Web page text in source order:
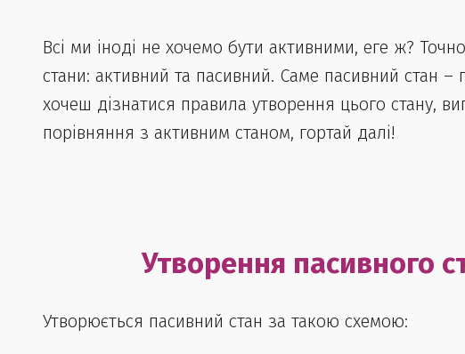
Всі ми іноді не хочемо бути активними, еге ж?
стани: активний та пасивний. Саме пасивний стан –
хочеш дізнатися правила утворення цього стану,
порівняння з активним станом, гортай далі!
Утворення пасивного
Утворюється пасивний стан за такою схемою: